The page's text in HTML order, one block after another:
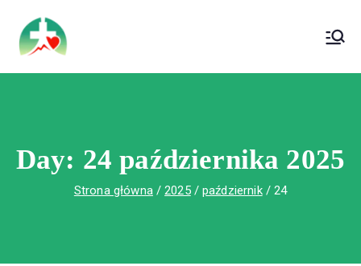
treści
Wojewódzki Szpital Specjalistyczny im.
Św. Rafała w Czerwonej Górze
Day: 24 października 2025
Strona główna 2025 październik 24